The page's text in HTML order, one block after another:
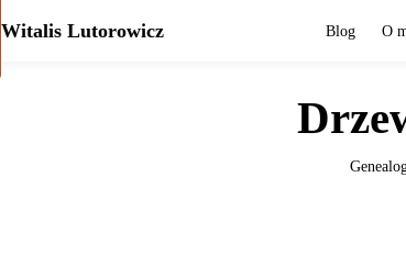
Witalis Lutorowicz Blog O